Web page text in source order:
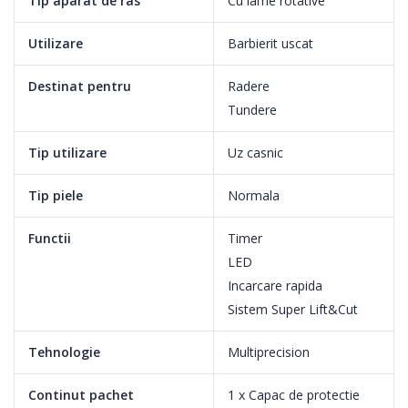
bateriei noastre puternice si eficiente cu ioni de litiu, care
Utilizare Barbierit uscat
Destinat pentru
Radere
Tundere
Tip utilizare Uz casnic
Tip piele Normala
Functii
Timer
LED
Incarcare rapida
Sistem Super Lift&Cut
Tehnologie Multiprecision
Continut pachet 1 x Capac de protectie